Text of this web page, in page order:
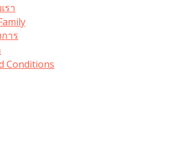
รา
าร
Conditions